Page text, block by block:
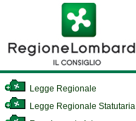
Legge Regionale
Legge Regionale Statutaria